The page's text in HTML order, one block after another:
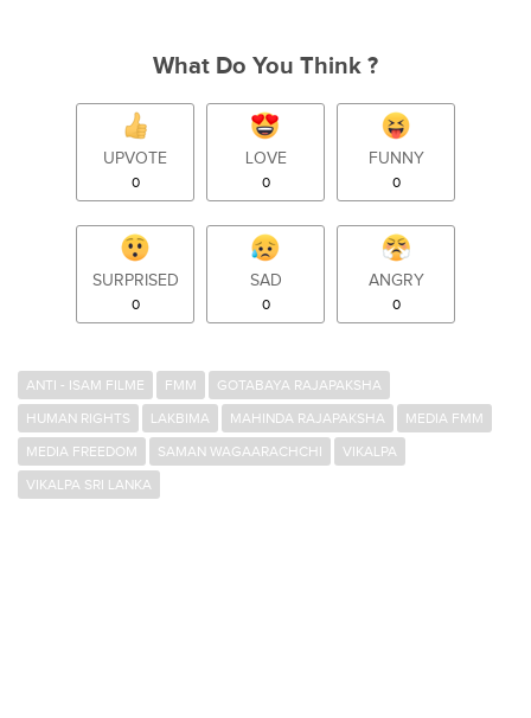
What Do You Think ?
UPVOTE
0
LOVE
0
FUNNY
0
SURPRISED
0
SAD
0
ANGRY
0
ANTI - ISAM FILME FMM
GOTABAYA RAJAPAKSHA
HUMAN RIGHTS
LAKBIMA MAHINDA RAJAPAKSHA
MEDIA FMM
MEDIA FREEDOM
SAMAN WAGAARACHCHI
VIKALPA
VIKALPA SRI LANKA